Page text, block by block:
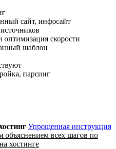
сайт, инфосайт
скорости
шаблон
парсинг
Упрощенная инструкция
всех шагов по
хостинге